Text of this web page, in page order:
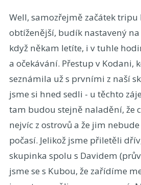
Well, samozřejmě začátek
obtíženější, budík nastavený na
když někam letíte, i v tuhle
a očekávání. Přestup v Kodani,
seznámila už s prvními z naší
jsme si hned sedli - u těchto
tam budou stejně naladění, že
nejvíc z ostrovů a že jim
počasí. Jelikož jsme přiletěli
skupinka spolu s Davidem
jsme se s Kubou, že zařídíme